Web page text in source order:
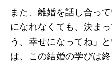
また、離婚を話し合っ
になれなくても、決ま
う、幸せになってね」
は、この結婚の学びは終